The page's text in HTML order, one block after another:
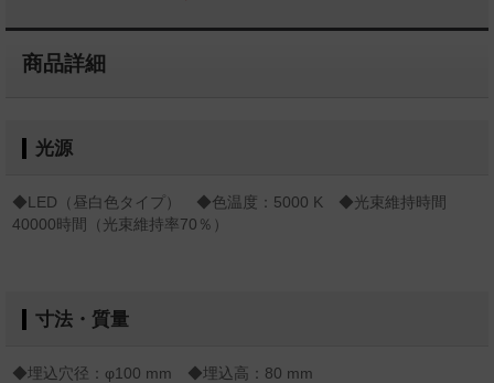
商品詳細
光源
◆LED（昼白色タイプ） ◆色温度：5000 K ◆光束維持時間
40000時間（光束維持率70％）
寸法・質量
◆埋込穴径：φ100 mm ◆埋込高：80 mm